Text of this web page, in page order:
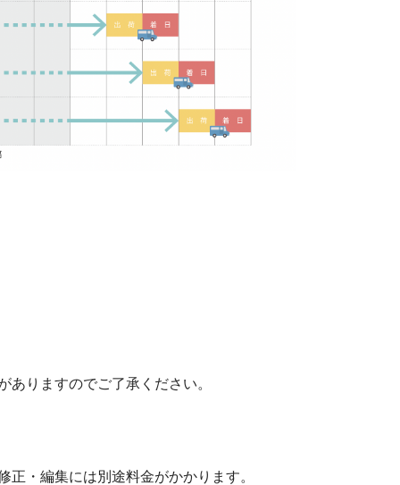
りますのでご了承ください。
・編集には別途料金がかかります。